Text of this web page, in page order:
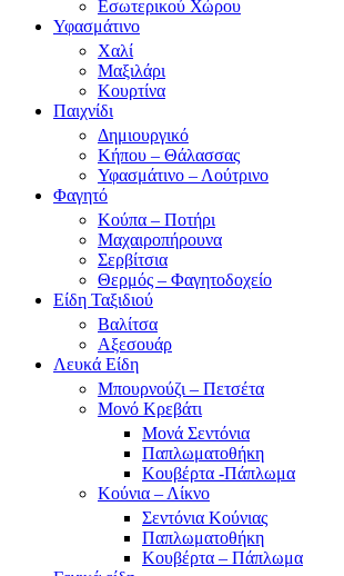
Εσωτερικού Χώρου
Υφασμάτινο
Χαλί
Μαξιλάρι
Κουρτίνα
Παιχνίδι
Δημιουργικό
Κήπου – Θάλασσας
Υφασμάτινο – Λούτρινο
Φαγητό
Κούπα – Ποτήρι
Μαχαιροπήρουνα
Σερβίτσια
Θερμός – Φαγητοδοχείο
Είδη Ταξιδιού
Βαλίτσα
Αξεσουάρ
Λευκά Είδη
Μπουρνούζι – Πετσέτα
Μονό Κρεβάτι
Μονά Σεντόνια
Παπλωματοθήκη
Κουβέρτα -Πάπλωμα
Κούνια – Λίκνο
Σεντόνια Κούνιας
Παπλωματοθήκη
Κουβέρτα – Πάπλωμα